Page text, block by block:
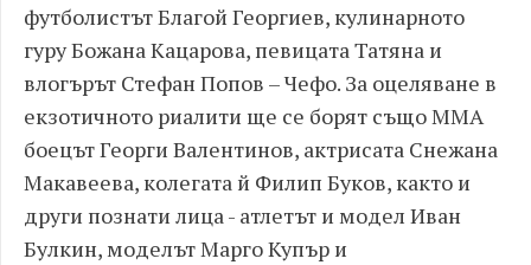
футболистът Благой Георгиев, кулинарното
гуру Божана Кацарова, певицата Татяна и
влогърът Стефан Попов – Чефо. За оцеляване в
екзотичното риалити ще се борят също ММА
боецът Георги Валентинов, актрисата Снежана
Макавеева, колегата й Филип Буков, както и
други познати лица - атлетът и модел Иван
Булкин, моделът Марго Купър и